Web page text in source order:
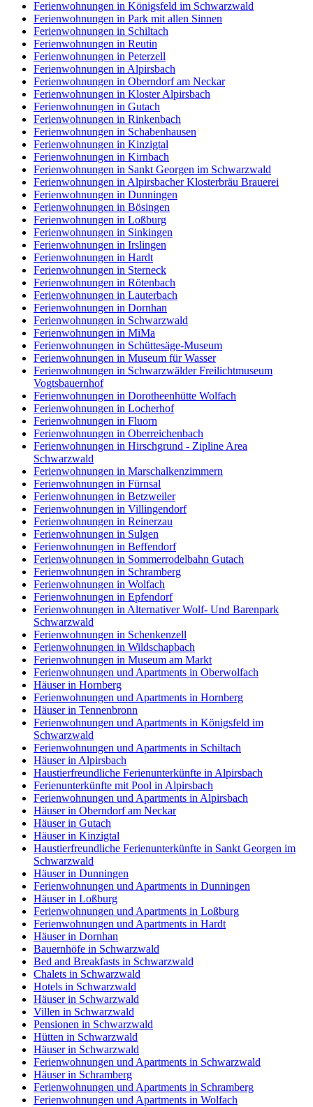
Ferienwohnungen in Königsfeld im Schwarzwald
Ferienwohnungen in Park mit allen Sinnen
Ferienwohnungen in Schiltach
Ferienwohnungen in Reutin
Ferienwohnungen in Peterzell
Ferienwohnungen in Alpirsbach
Ferienwohnungen in Oberndorf am Neckar
Ferienwohnungen in Kloster Alpirsbach
Ferienwohnungen in Gutach
Ferienwohnungen in Rinkenbach
Ferienwohnungen in Schabenhausen
Ferienwohnungen in Kinzigtal
Ferienwohnungen in Kirnbach
Ferienwohnungen in Sankt Georgen im Schwarzwald
Ferienwohnungen in Alpirsbacher Klosterbräu Brauerei
Ferienwohnungen in Dunningen
Ferienwohnungen in Bösingen
Ferienwohnungen in Loßburg
Ferienwohnungen in Sinkingen
Ferienwohnungen in Irslingen
Ferienwohnungen in Hardt
Ferienwohnungen in Sterneck
Ferienwohnungen in Rötenbach
Ferienwohnungen in Lauterbach
Ferienwohnungen in Dornhan
Ferienwohnungen in Schwarzwald
Ferienwohnungen in MiMa
Ferienwohnungen in Schüttesäge-Museum
Ferienwohnungen in Museum für Wasser
Ferienwohnungen in Schwarzwälder Freilichtmuseum
Vogtsbauernhof
Ferienwohnungen in Dorotheenhütte Wolfach
Ferienwohnungen in Locherhof
Ferienwohnungen in Fluorn
Ferienwohnungen in Oberreichenbach
Ferienwohnungen in Hirschgrund - Zipline Area
Schwarzwald
Ferienwohnungen in Marschalkenzimmern
Ferienwohnungen in Fürnsal
Ferienwohnungen in Betzweiler
Ferienwohnungen in Villingendorf
Ferienwohnungen in Reinerzau
Ferienwohnungen in Sulgen
Ferienwohnungen in Beffendorf
Ferienwohnungen in Sommerrodelbahn Gutach
Ferienwohnungen in Schramberg
Ferienwohnungen in Wolfach
Ferienwohnungen in Epfendorf
Ferienwohnungen in Alternativer Wolf- Und Barenpark
Schwarzwald
Ferienwohnungen in Schenkenzell
Ferienwohnungen in Wildschapbach
Ferienwohnungen in Museum am Markt
Ferienwohnungen und Apartments in Oberwolfach
Häuser in Hornberg
Ferienwohnungen und Apartments in Hornberg
Häuser in Tennenbronn
Ferienwohnungen und Apartments in Königsfeld im
Schwarzwald
Ferienwohnungen und Apartments in Schiltach
Häuser in Alpirsbach
Haustierfreundliche Ferienunterkünfte in Alpirsbach
Ferienunterkünfte mit Pool in Alpirsbach
Ferienwohnungen und Apartments in Alpirsbach
Häuser in Oberndorf am Neckar
Häuser in Gutach
Häuser in Kinzigtal
Haustierfreundliche Ferienunterkünfte in Sankt Georgen im
Schwarzwald
Häuser in Dunningen
Ferienwohnungen und Apartments in Dunningen
Häuser in Loßburg
Ferienwohnungen und Apartments in Loßburg
Ferienwohnungen und Apartments in Hardt
Häuser in Dornhan
Bauernhöfe in Schwarzwald
Bed and Breakfasts in Schwarzwald
Chalets in Schwarzwald
Hotels in Schwarzwald
Häuser in Schwarzwald
Villen in Schwarzwald
Pensionen in Schwarzwald
Hütten in Schwarzwald
Häuser in Schwarzwald
Ferienwohnungen und Apartments in Schwarzwald
Häuser in Schramberg
Ferienwohnungen und Apartments in Schramberg
Ferienwohnungen und Apartments in Wolfach